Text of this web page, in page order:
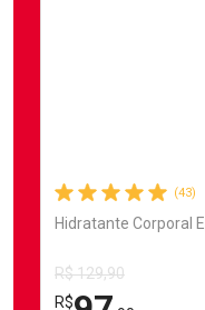
(43)
Hidratante Corporal
R$ 129,90
R$